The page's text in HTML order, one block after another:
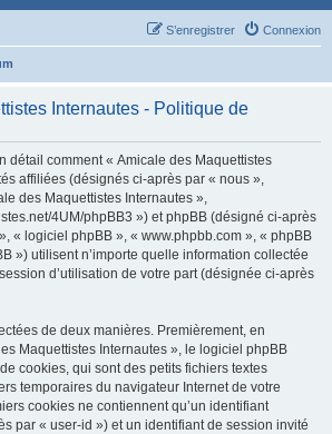
Connexion
S’enregistrer
Internautes - Politique de
détail comment « Amicale des Maquettistes
affiliées (désignés ci-après par « nous »,
des Maquettistes Internautes »,
4UM/phpBB3 ») et phpBB (désigné ci-après
« logiciel phpBB », « www.phpbb.com », « phpBB
») utilisent n’importe quelle information collectée
d’utilisation de votre part (désignée ci-après
de deux manières. Premièrement, en
Maquettistes Internautes », le logiciel phpBB
cookies, qui sont des petits fichiers textes
temporaires du navigateur Internet de votre
cookies ne contiennent qu’un identifiant
par « user-id ») et un identifiant de session invité